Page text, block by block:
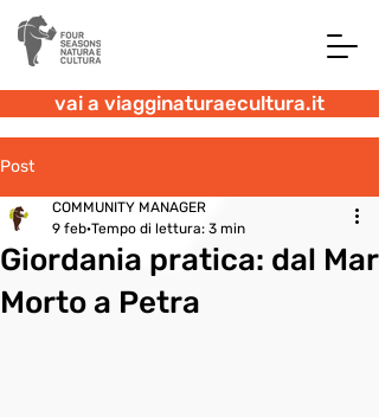
vai a viagginaturaecultura.it
Post
Giordania pratica: dal Mar
Morto a Petra
COMMUNITY MANAGER
9 feb Tempo di lettura: 3 min